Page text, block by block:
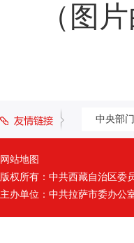
（图
中央部
网站地图
版权所有：中共西藏自治区委
主办单位：中共拉萨市委办公